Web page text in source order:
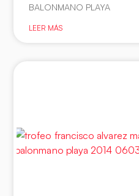
BALONMANO PLAYA
LEER MÁS